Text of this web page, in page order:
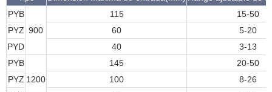
PYB
900
115
15-50
PYZ
60
5-20
PYD
40
3-13
PYB
1200
145
20-50
PYZ
100
8-26